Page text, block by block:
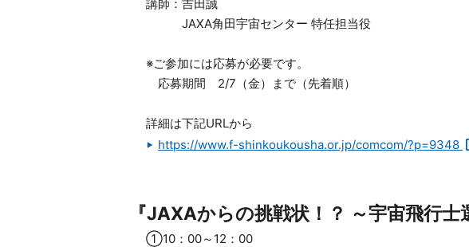
講師：吉田誠
JAXA角田宇宙センター 特任担当役
※ご参加には応募が必要です。
応募期間 2/7（金）まで（先着順）
詳細は下記URLから
https://www.f-shinkoukousha.or.jp/comcom/?p=9348
『JAXAからの挑戦状！？ ～宇宙飛行士
①10：00～12：00